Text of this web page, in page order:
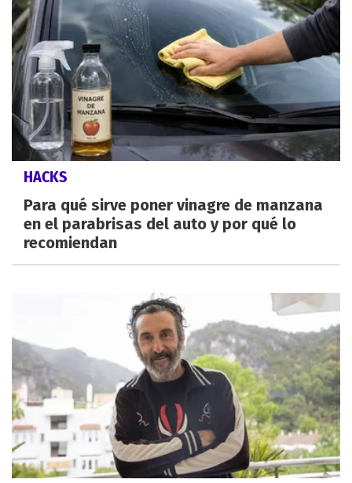
HACKS
Para qué sirve poner vinagre de manzana
en el parabrisas del auto y por qué lo
recomiendan